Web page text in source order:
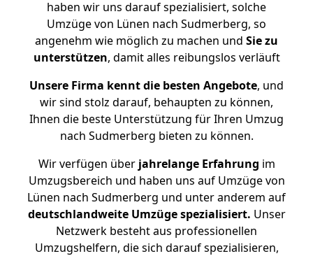
haben wir uns darauf spezialisiert, solche
Umzüge von Lünen nach Sudmerberg, so
angenehm wie möglich zu machen und Sie zu
unterstützen, damit alles reibungslos verläuft
Unsere Firma kennt die besten Angebote, und
wir sind stolz darauf, behaupten zu können,
Ihnen die beste Unterstützung für Ihren Umzug
nach Sudmerberg bieten zu können.
Wir verfügen überjahrelange Erfahrung im
Umzugsbereich und haben uns auf Umzüge von
Lünen nach Sudmerberg und unter anderem auf
deutschlandweite Umzüge spezialisiert. Unser
Netzwerk besteht aus professionellen
Umzugshelfern, die sich darauf spezialisieren,